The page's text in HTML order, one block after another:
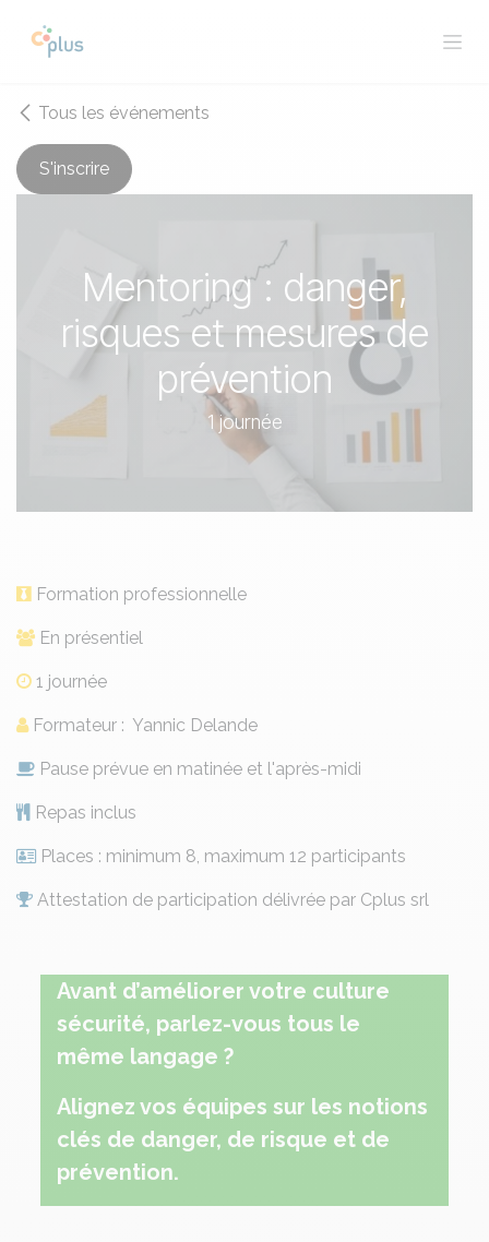
Tous les événements
S'inscrire
Mentoring : danger,
risques et mesures de
prévention
1 journée
Formation professionnelle
En présentiel
1 journée
Formateur : Yannic Delande
Pause prévue en matinée et l'après-midi
Repas inclus
Places : minimum 8, maximum 12 participants
Attestation de participation délivrée par Cplus srl
Avant d’améliorer votre culture
sécurité, parlez-vous tous le
même langage ?
Alignez vos équipes sur les notions
clés de danger, de risque et de
prévention.